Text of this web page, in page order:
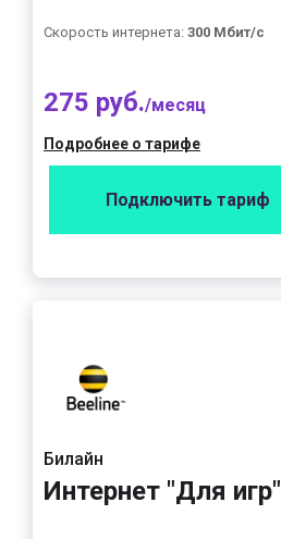
Скорость интернета: 300 Мбит/с
275 руб./месяц
Подробнее о тарифе
Подключить тариф
Билайн
Интернет "Для игр"